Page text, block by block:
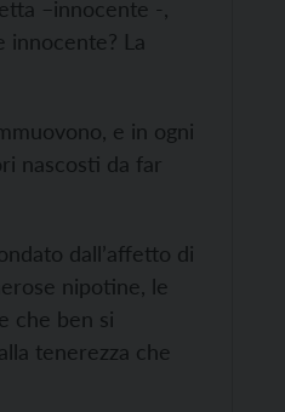
–innocente -,
innocente? La
e in ogni
nascosti da far
dall’affetto di
nipotine, le
che ben si
tenerezza che